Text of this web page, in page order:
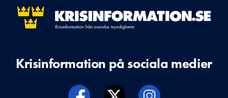
Krisinformation på sociala medier